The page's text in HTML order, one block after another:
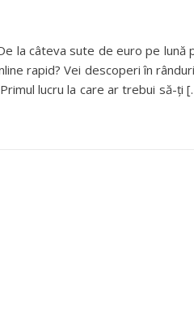
la câteva sute de euro pe lună
rapid? Vei descoperi în
lucru la care ar trebui să-ți